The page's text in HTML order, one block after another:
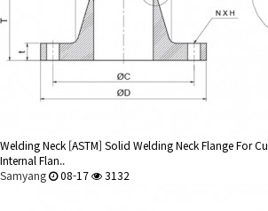
Welding Neck [ASTM] Solid Welding Neck Flange For
Internal Flan..
Samyang
08-17 3132